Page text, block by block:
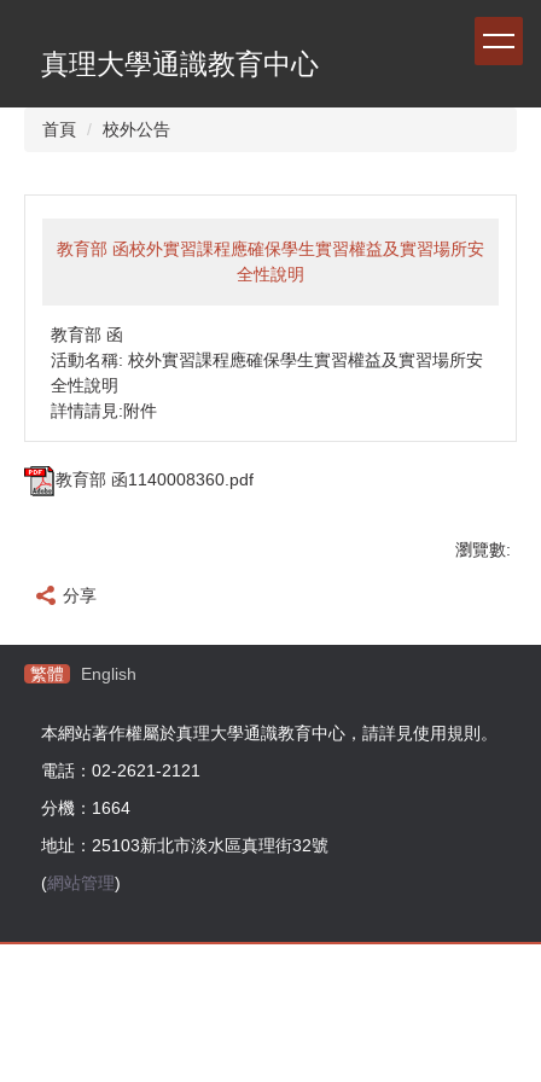
真理大學通識教育中心
首頁 校外公告
教育部 函校外實習課程應確保學生實習權益及實習場所安
全性說明
教育部 函
活動名稱: 校外實習課程應確保學生實習權益及實習場所安
全性說明
詳情請見:附件
教育部 函1140008360.pdf
瀏覽數:
分享
繁體 English
本網站著作權屬於真理大學通識教育中心，請詳見使用規則。
電話：02-2621-2121
分機：1664
地址：25103新北市淡水區真理街32號
(網站管理)